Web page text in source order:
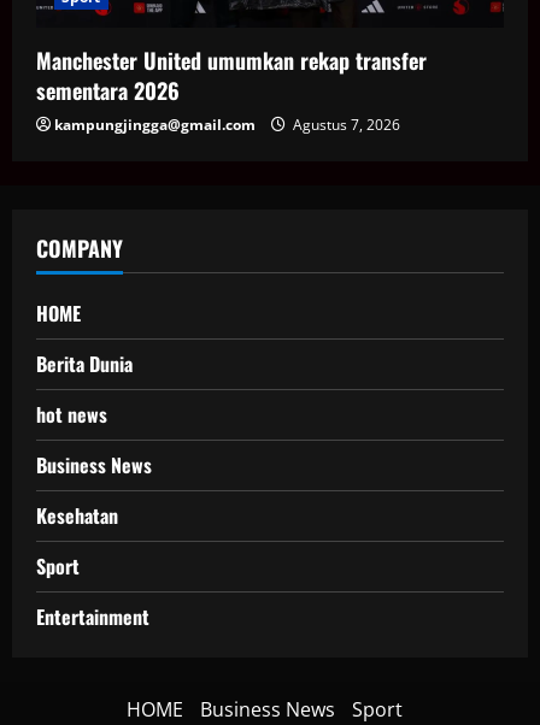
Manchester United umumkan rekap transfer
sementara 2026
kampungjingga@gmail.com Agustus 7, 2026
COMPANY
HOME
Berita Dunia
hot news
Business News
Kesehatan
Sport
Entertainment
HOME Business News Sport